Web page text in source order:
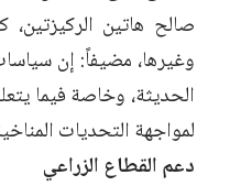
صالح هاتين
وغيرها، مضيفاً: إن
الحديثة، وخاصة فيما
لمواجهة التحديات
دعم القطاع الزراعي